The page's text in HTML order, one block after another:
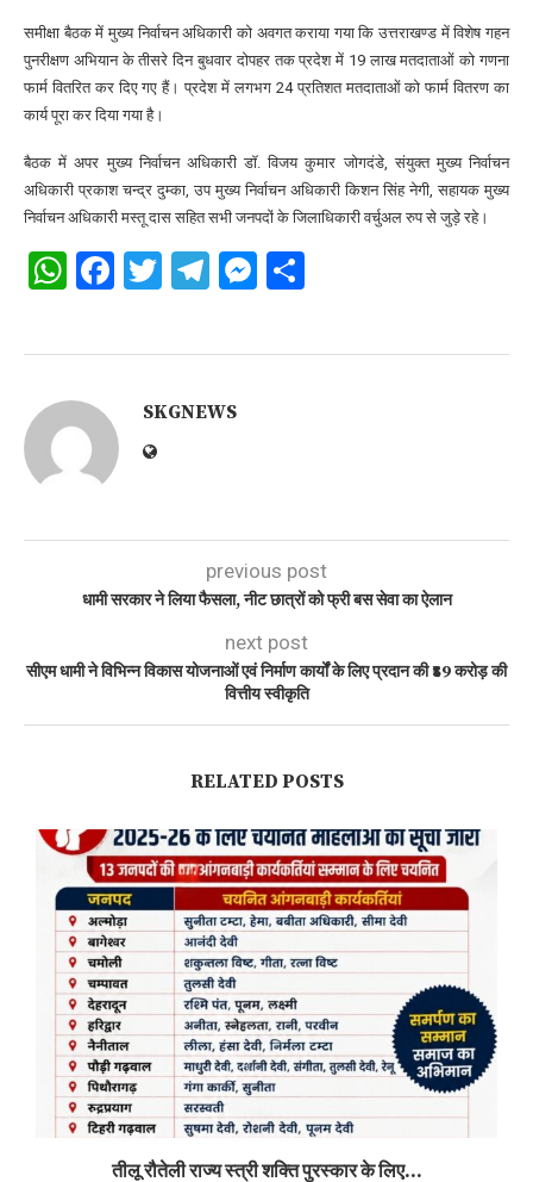
समीक्षा बैठक में मुख्य निर्वाचन अधिकारी को अवगत कराया गया कि उत्तराखण्ड में विशेष गहन
पुनरीक्षण अभियान के तीसरे दिन बुधवार दोपहर तक प्रदेश में 19 लाख मतदाताओं को गणना
फार्म वितरित कर दिए गए हैं। प्रदेश में लगभग 24 प्रतिशत मतदाताओं को फार्म वितरण का
कार्य पूरा कर दिया गया है।
बैठक में अपर मुख्य निर्वाचन अधिकारी डॉ. विजय कुमार जोगदंडे, संयुक्त मुख्य निर्वाचन
अधिकारी प्रकाश चन्द्र दुम्का, उप मुख्य निर्वाचन अधिकारी किशन सिंह नेगी, सहायक मुख्य
निर्वाचन अधिकारी मस्तू दास सहित सभी जनपदों के जिलाधिकारी वर्चुअल रुप से जुड़े रहे।
WhatsApp
Facebook
Twitter
Telegram
Messenger
SKGNEWS
previous post
धामी सरकार ने लिया फैसला, नीट छात्रों को फ्री बस सेवा का ऐलान
next post
सीएम धामी ने विभिन्न विकास योजनाओं एवं निर्माण कार्यों के लिए प्रदान की ₹89 करोड़ की
वित्तीय स्वीकृति
RELATED POSTS
तीलू रौतेली राज्य स्त्री शक्ति पुरस्कार के लिए...